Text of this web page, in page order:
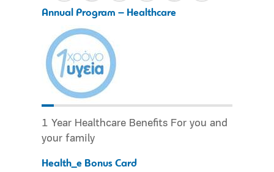
Annual Program – Healthcare
1 Year Healthcare Benefits For you and
your family
Health_e Bonus Card